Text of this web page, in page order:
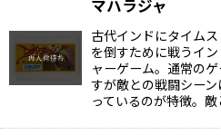
マハラジャ
古代インドにタイム
を倒すために戦うイ
ャーゲーム。通常の
すが敵との戦闘シー
っているのが特徴。